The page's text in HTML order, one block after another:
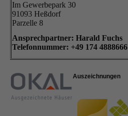
Im Gewerbepark 30
91093 Heßdorf
Parzelle 8
Ansprechpartner: Harald Fuchs
Telefonnummer: +49 174 4888666
Auszeichnungen